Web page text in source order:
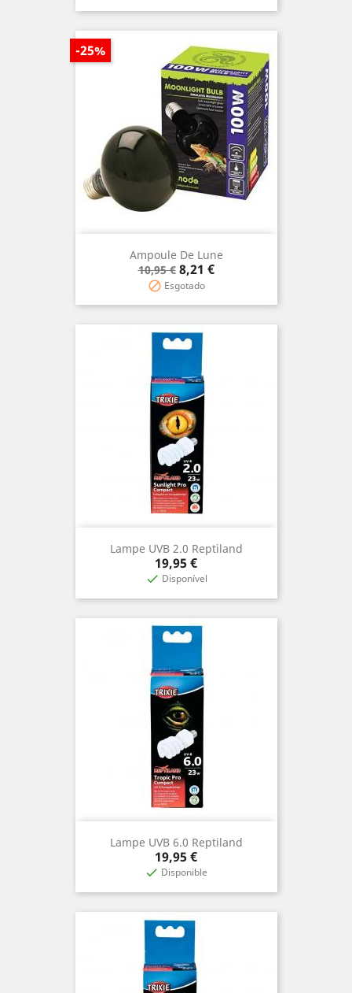
Ampoule De Lune
Prix
de
10,95 €
-25%
Prix
8,21 €
 Esgotado
Lampe UVB 2.0 Reptiland
Prix
19,95 €
 Disponível
Lampe UVB 6.0 Reptiland
Prix
19,95 €
 Disponible